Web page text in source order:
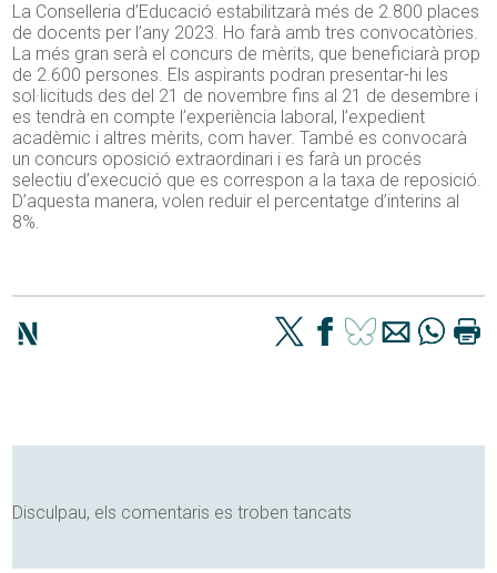
La Conselleria d’Educació estabilitzarà més de 2.800 places
de docents per l’any 2023. Ho farà amb tres convocatòries.
La més gran serà el concurs de mèrits, que beneficiarà prop
de 2.600 persones. Els aspirants podran presentar-hi les
sol·licituds des del 21 de novembre fins al 21 de desembre i
es tendrà en compte l’experiència laboral, l’expedient
acadèmic i altres mèrits, com haver. També es convocarà
un concurs oposició extraordinari i es farà un procés
selectiu d’execució que es correspon a la taxa de reposició.
D’aquesta manera, volen reduir el percentatge d’interins al
8%.
Disculpau, els comentaris es troben tancats